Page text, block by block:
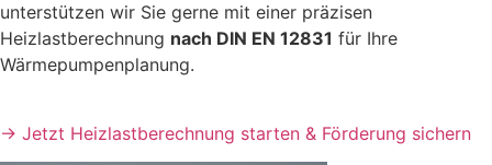
unterstützen wir Sie gerne mit einer präzisen
Heizlastberechnung nach DIN EN 12831 für Ihre
Wärmepumpenplanung.
→ Jetzt Heizlastberechnung starten & Förderung sichern